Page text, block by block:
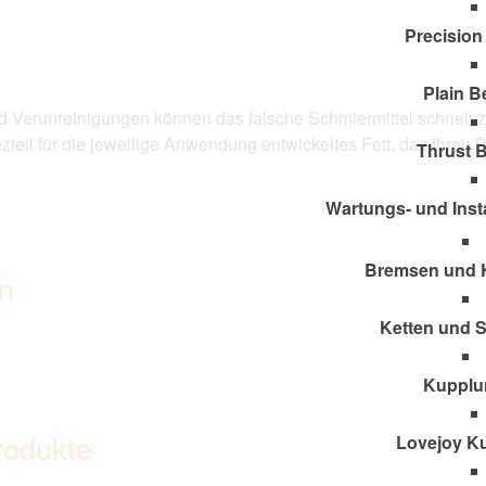
Plain
Thrust
Wartungs- und
Bremsen und
Ketten und
Lovejoy
können das falsche Schmiermittel
für die jeweilige Anwendung entwickeltes Fett, das Ihren